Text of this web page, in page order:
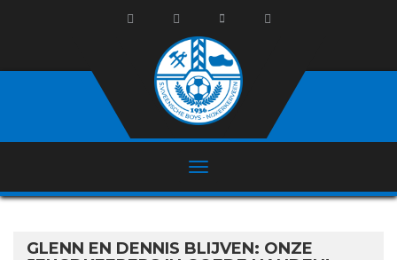
GLENN EN DENNIS BLIJVEN: ONZE